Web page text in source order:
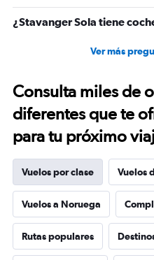
¿Stavanger Sola tiene
Ver más
Consulta miles de
diferentes que te
para tu próximo
Vuelos por clase Vuelos
Vuelos a Noruega
Rutas populares